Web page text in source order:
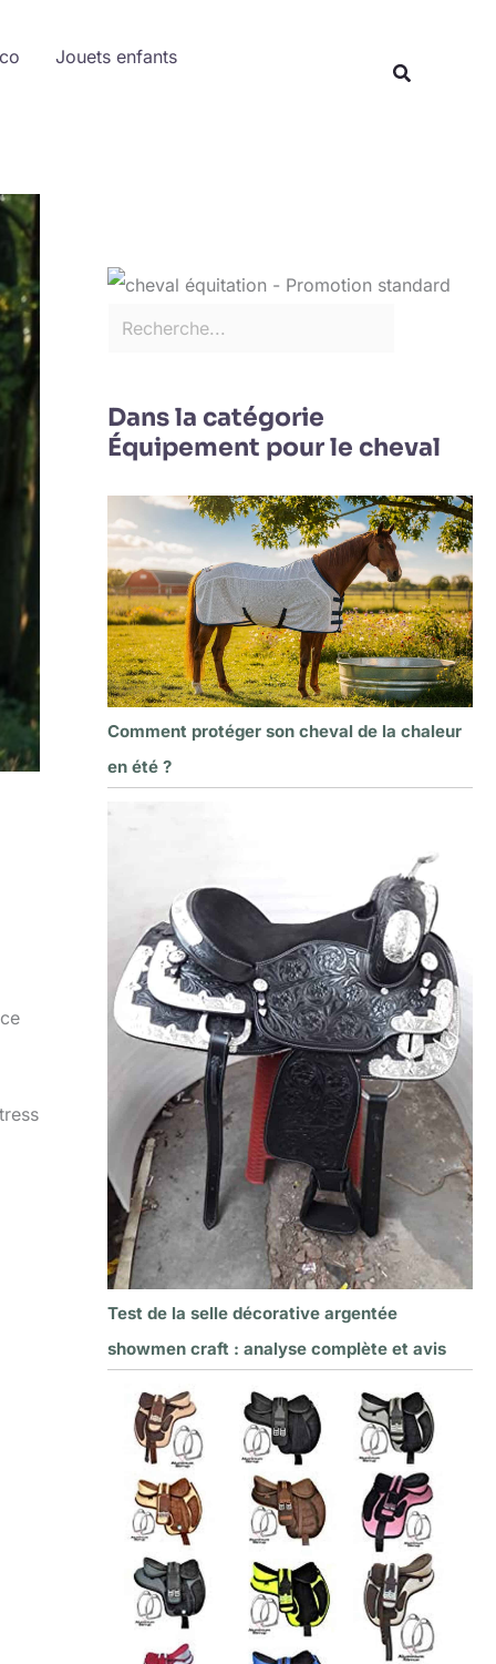
Jouets enfants
Dans la catégorie
Équipement pour le cheval
Comment protéger son cheval de la chaleur
en été ?
Test de la selle décorative argentée
showmen craft : analyse complète et avis